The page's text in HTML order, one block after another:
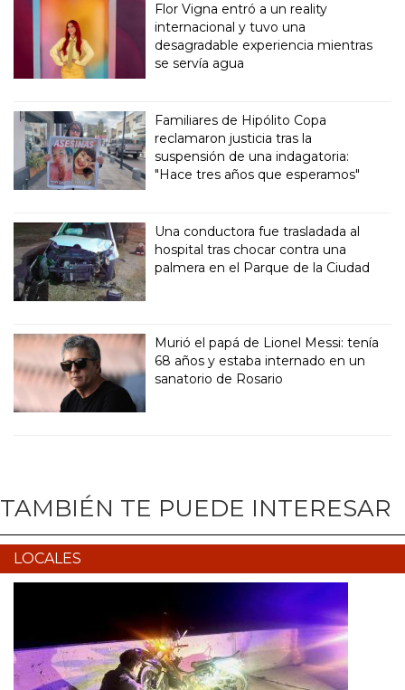
Flor Vigna entró a un reality
internacional y tuvo una
desagradable experiencia mientras
se servía agua
Familiares de Hipólito Copa
reclamaron justicia tras la
suspensión de una indagatoria:
"Hace tres años que esperamos"
Una conductora fue trasladada al
hospital tras chocar contra una
palmera en el Parque de la Ciudad
Murió el papá de Lionel Messi: tenía
68 años y estaba internado en un
sanatorio de Rosario
TAMBIÉN TE PUEDE INTERESAR
LOCALES